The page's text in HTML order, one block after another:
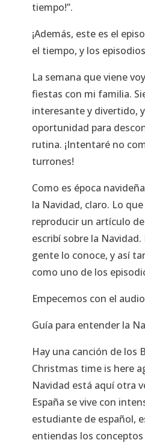
tiempo!”.
¡Además, este es el
el tiempo, y los
La semana que viene
fiestas con mi familia.
interesante y divertido,
oportunidad para
rutina. ¡Intentaré no
turrones!
Como es época
la Navidad, claro. Lo
reproducir un artículo
escribí sobre la
gente lo conoce, y así
como uno de los
Empecemos con el
Guía para entender la
Hay una canción de los
Christmas time is here
Navidad está aquí otra
España se vive con
estudiante de español,
entiendas los conceptos